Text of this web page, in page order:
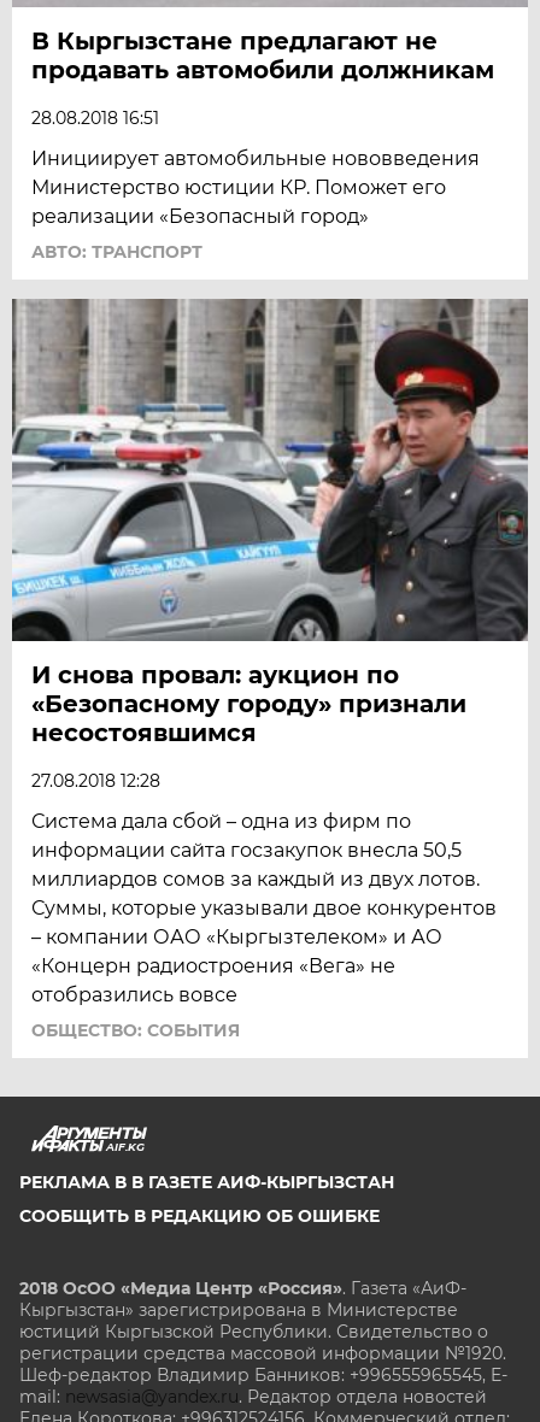
В Кыргызстане предлагают не
продавать автомобили должникам
28.08.2018 16:51
Инициирует автомобильные нововведения
Министерство юстиции КР. Поможет его
реализации «Безопасный город»
АВТО: ТРАНСПОРТ
И снова провал: аукцион по
«Безопасному городу» признали
несостоявшимся
27.08.2018 12:28
Система дала сбой – одна из фирм по
информации сайта госзакупок внесла 50,5
миллиардов сомов за каждый из двух лотов.
Суммы, которые указывали двое конкурентов
– компании ОАО «Кыргызтелеком» и АО
«Концерн радиостроения «Вега» не
отобразились вовсе
ОБЩЕСТВО: СОБЫТИЯ
AIF.KG
РЕКЛАМА В В ГАЗЕТЕ АИФ-КЫРГЫЗСТАН
СООБЩИТЬ В РЕДАКЦИЮ ОБ ОШИБКЕ
2018 ОсОО «Медиа Центр «Россия». Газета «АиФ-
Кыргызстан» зарегистрирована в Министерстве
юстиций Кыргызской Республики. Свидетельство о
регистрации средства массовой информации №1920.
Шеф-редактор Владимир Банников: +996555965545, E-
mail: newsasia@yandex.ru. Редактор отдела новостей